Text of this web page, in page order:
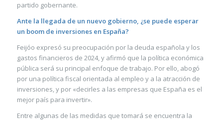
partido gobernante.
Ante la llegada de un nuevo gobierno, ¿se puede esperar
un boom de inversiones en España?
Feijóo expresó su preocupación por la deuda española y los
gastos financieros de 2024, y afirmó que la política económica
pública será su principal enfoque de trabajo. Por ello, abogó
por una política fiscal orientada al empleo y a la atracción de
inversiones, y por «decirles a las empresas que España es el
mejor país para invertir».
Entre algunas de las medidas que tomará se encuentra la